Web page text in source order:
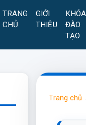
TRANG
CHỦ
GIỚI
THIỆU
KHÓA
ĐÀO
TẠO
Trang chủ